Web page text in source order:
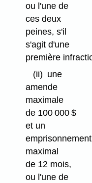
ou l'une de
ces deux
peines, s'il
s'agit d'une
première
(ii) une
amende
maximale
de 100 000 $
et un
emprisonnement
maximal
de 12 mois,
ou l'une de